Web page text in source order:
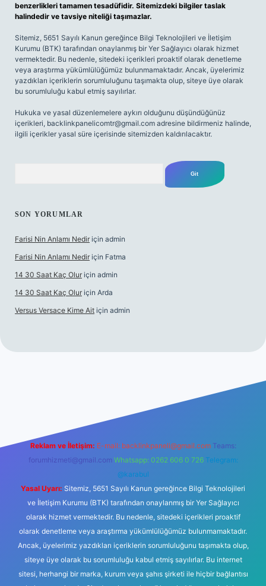
benzerlikleri tamamen tesadüfidir. Sitemizdeki bilgiler taslak
halindedir ve tavsiye niteliği taşımazlar.
Sitemiz, 5651 Sayılı Kanun gereğince Bilgi Teknolojileri ve İletişim
Kurumu (BTK) tarafından onaylanmış bir Yer Sağlayıcı olarak hizmet
vermektedir. Bu nedenle, sitedeki içerikleri proaktif olarak denetleme
veya araştırma yükümlülüğümüz bulunmamaktadır. Ancak, üyelerimiz
yazdıkları içeriklerin sorumluluğunu taşımakta olup, siteye üye olarak
bu sorumluluğu kabul etmiş sayılırlar.
Hukuka ve yasal düzenlemelere aykırı olduğunu düşündüğünüz
içerikleri, backlinkpanelicomtr@gmail.com adresine bildirmeniz halinde,
ilgili içerikler yasal süre içerisinde sitemizden kaldırılacaktır.
SON YORUMLAR
Farisi Nin Anlamı Nedir için admin
Farisi Nin Anlamı Nedir için Fatma
14 30 Saat Kaç Olur için admin
14 30 Saat Kaç Olur için Arda
Versus Versace Kime Ait için admin
Reklam ve İletişim: E-mail: backlinkpaneli@gmail.com Teams:
forumhizmeti@gmail.com Whatsapp: 0262 606 0 726 Telegram:
@karabul
Yasal Uyarı: Sitemiz, 5651 Sayılı Kanun gereğince Bilgi Teknolojileri
ve İletişim Kurumu (BTK) tarafından onaylanmış bir Yer Sağlayıcı
olarak hizmet vermektedir. Bu nedenle, sitedeki içerikleri proaktif
olarak denetleme veya araştırma yükümlülüğümüz bulunmamaktadır.
Ancak, üyelerimiz yazdıkları içeriklerin sorumluluğunu taşımakta olup,
siteye üye olarak bu sorumluluğu kabul etmiş sayılırlar. Bu internet
sitesi, herhangi bir marka, kurum veya şahıs şirketi ile hiçbir bağlantısı